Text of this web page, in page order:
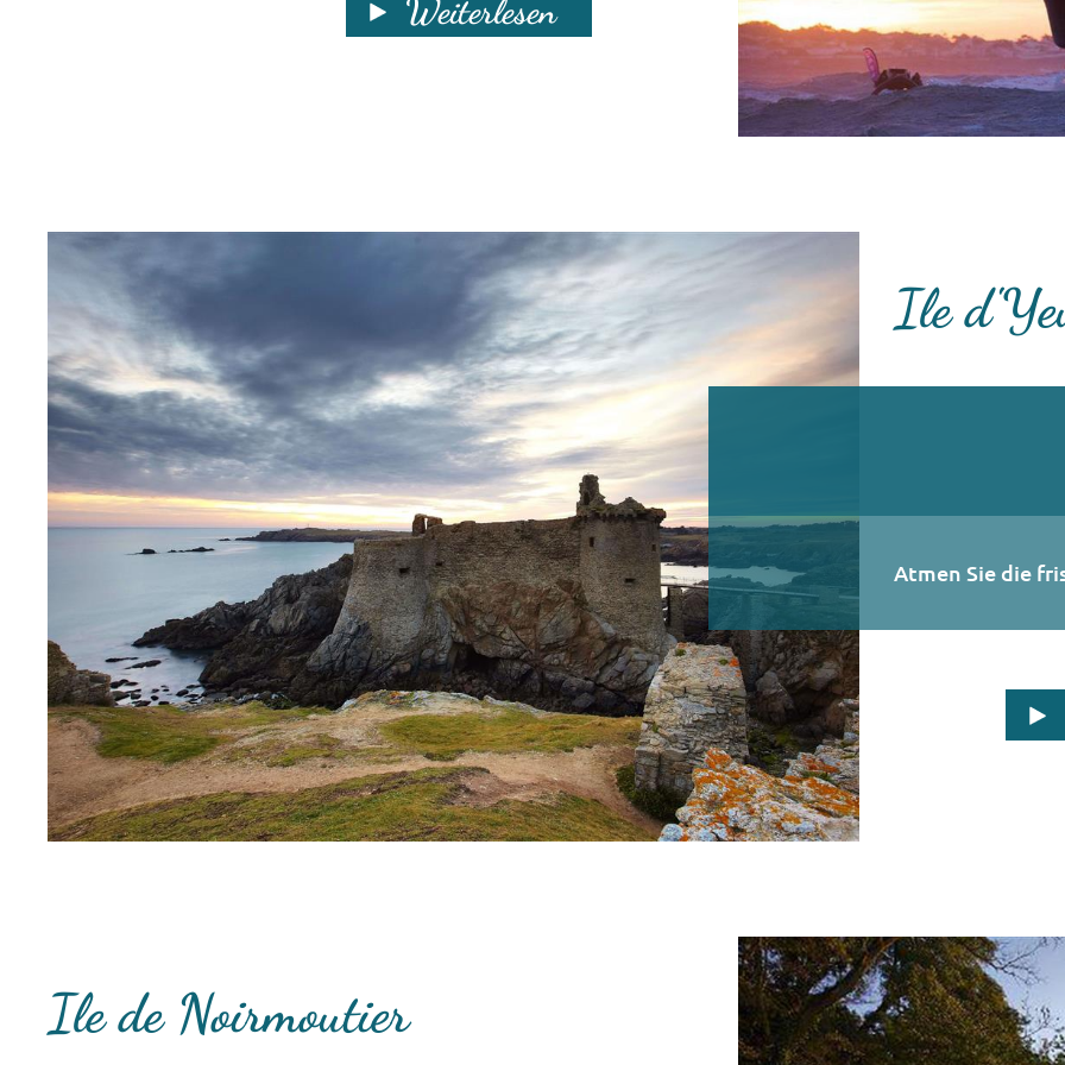
Weiterlesen
Ile
Atmen Sie die
Ile de Noirmoutier